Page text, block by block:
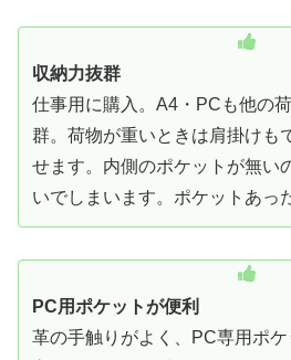
収納力抜群
仕事用に購入。A4・PCも他の
群。荷物が重いときは肩掛けも
せます。内側のポケットが無い
いでしまいます。ポケットあっ
PC用ポケットが便利
革の手触りがよく、PC専用ポ